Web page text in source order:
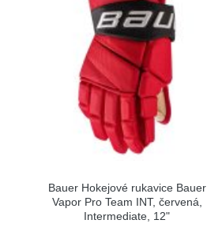
Bauer Hokejové rukavice Bauer
Vapor Pro Team INT, červená,
Intermediate, 12"